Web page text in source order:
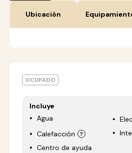
Ubicación
OCUPADO
Incluye
Agua
Calefacción
Centro de ayuda